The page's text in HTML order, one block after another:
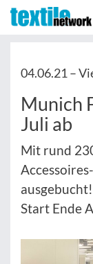
04.06.21 –
Munich
Juli ab
Mit rund
Start Ende